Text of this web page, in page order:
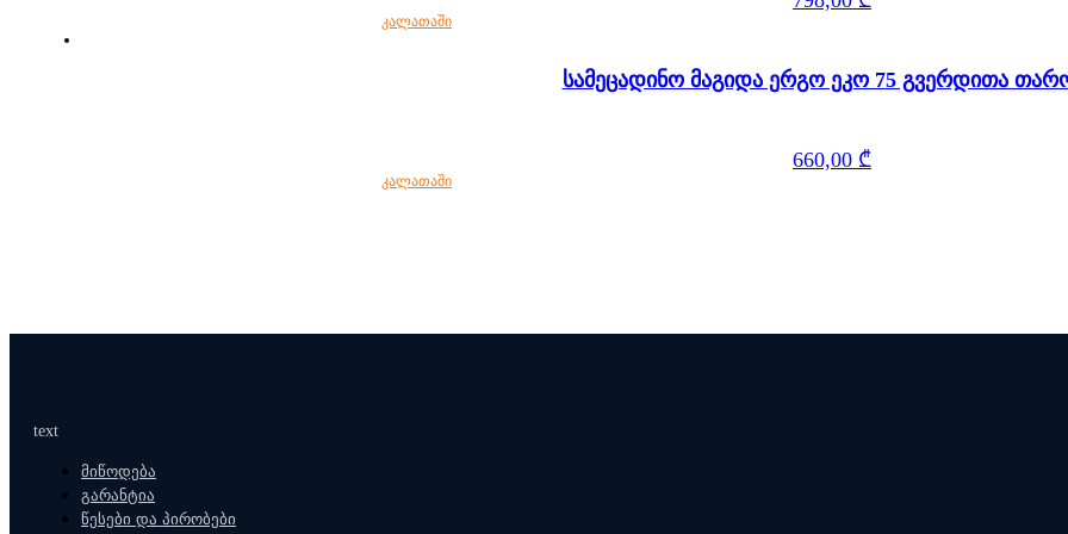
კალათაში
სამეცადინო მაგიდა ერგო ეკო 75 გვერდითა
660,00 ₾
კალათაში
text
მიწოდება
გარანტია
წესები და პირობები